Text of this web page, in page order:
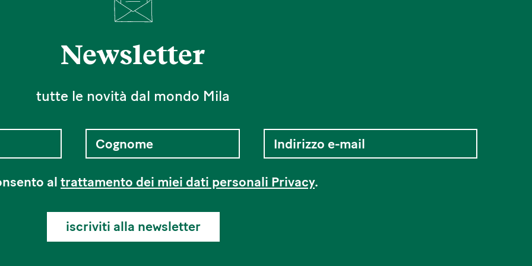
Newsletter
tutte le novità dal mondo Mila
al trattamento dei miei dati personali Privacy.
iscriviti alla newsletter